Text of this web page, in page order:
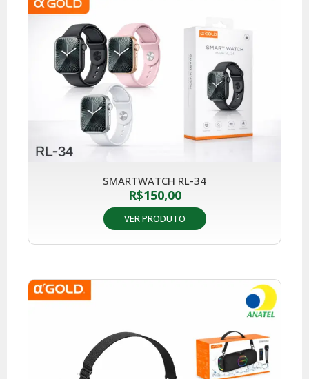
SMARTWATCH RL-34
R$150,00
VER PRODUTO